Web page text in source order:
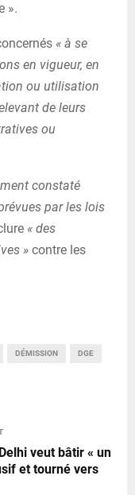
».
« à se
en vigueur, en
ou utilisation
de leurs
ou
constaté
par les lois
« des
» contre les
DÉMISSION DGE
veut bâtir « un
et tourné vers